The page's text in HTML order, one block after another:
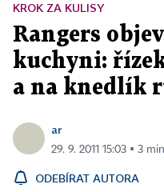
KROK ZA KULISY
Rangers
kuchyni:
a na knedlík
ar
29. 9. 2011 15:03 ▪ 3
ODEBÍRAT AUTORA